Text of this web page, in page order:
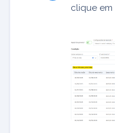
clique em